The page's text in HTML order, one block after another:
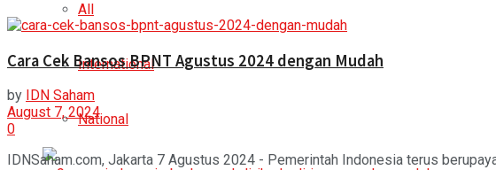
All
International
National
Cara Cek Bansos BPNT Agustus 2024 dengan Mudah
by
IDN Saham
August 7, 2024
0
IDNSaham.com, Jakarta 7 Agustus 2024 - Pemerintah Indonesia terus